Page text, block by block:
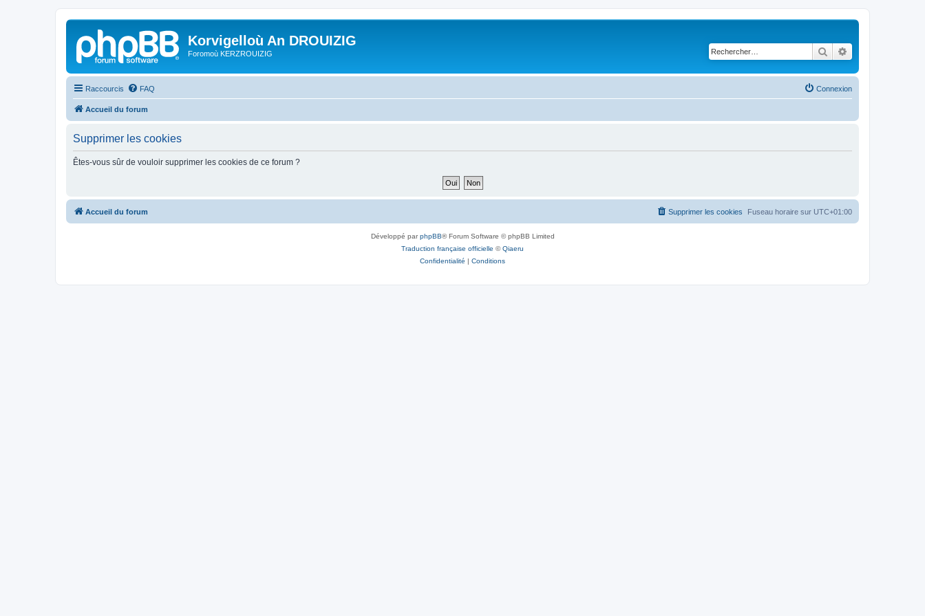
Korvigelloù An DROUIZIG
Foromoù KERZROUIZIG Rechercher
Raccourcis FAQ Connexion
Accueil du forum
Supprimer les cookies
Êtes-vous sûr de vouloir supprimer les cookies de ce forum ?
Accueil du forum Fuseau horaire sur UTC+01:00
Supprimer les cookies
Développé parphpBB® Forum Software © phpBB Limited
Traduction française officielle ©Qiaeru
Confidentialité | Conditions